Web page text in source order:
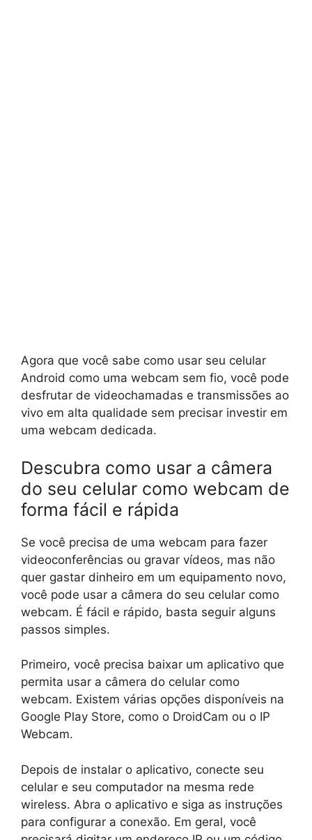
Agora que você sabe como usar seu celular
Android como uma webcam sem fio, você pode
desfrutar de videochamadas e transmissões ao
vivo em alta qualidade sem precisar investir em
uma webcam dedicada.
Descubra como usar a câmera
do seu celular como webcam de
forma fácil e rápida
Se você precisa de uma webcam para fazer
videoconferências ou gravar vídeos, mas não
quer gastar dinheiro em um equipamento novo,
você pode usar a câmera do seu celular como
webcam. É fácil e rápido, basta seguir alguns
passos simples.
Primeiro, você precisa baixar um aplicativo que
permita usar a câmera do celular como
webcam. Existem várias opções disponíveis na
Google Play Store, como o DroidCam ou o IP
Webcam.
Depois de instalar o aplicativo, conecte seu
celular e seu computador na mesma rede
wireless. Abra o aplicativo e siga as instruções
para configurar a conexão. Em geral, você